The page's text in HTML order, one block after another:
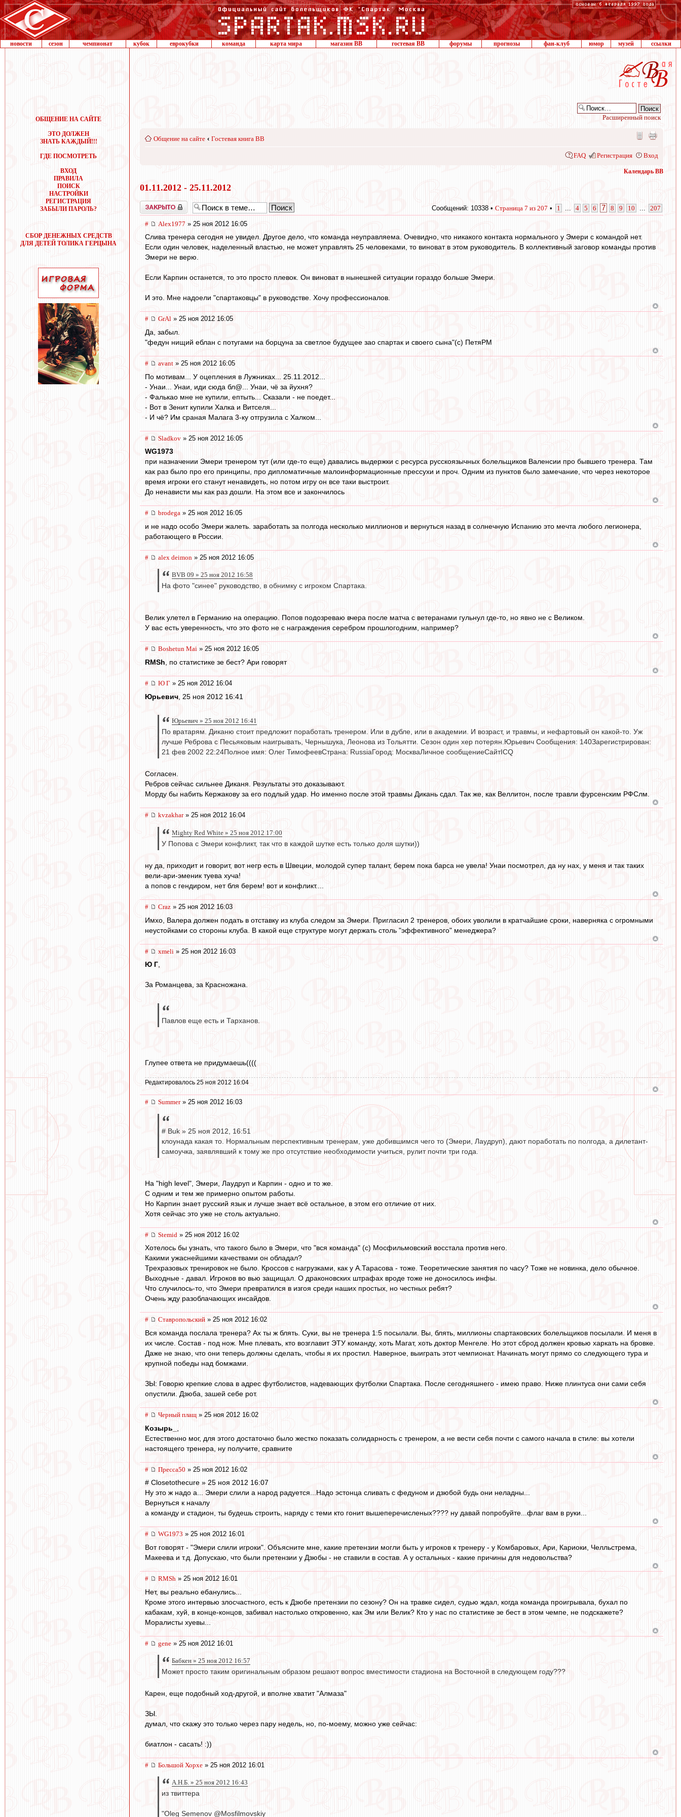
новости сезон чемпионат кубок еврокубки команда карта мира магазин ВВ гостевая ВВ форумы прогнозы фан-клуб юмор музей ссылки
ОБЩЕНИЕ НА САЙТЕ
ЭТО ДОЛЖЕН
ЗНАТЬ КАЖДЫЙ!!!
ГДЕ ПОСМОТРЕТЬ
ВХОД
ПРАВИЛА
ПОИСК
НАСТРОЙКИ
РЕГИСТРАЦИЯ
ЗАБЫЛИ ПАРОЛЬ?
СБОР ДЕНЕЖНЫХ СРЕДСТВ
ДЛЯ ДЕТЕЙ ТОЛИКА ГЕРЦЫНА
Расширенный поиск
Общение на сайте ‹ Гостевая книга ВВ
FAQ Регистрация Вход
Календарь ВВ
01.11.2012 - 25.11.2012
Закрыто Сообщений: 10338 • Страница 7 из 207 • 1 4 5 6 7 8 9 10 207
# Alex1977 » 25 ноя 2012 16:05
Слива тренера сегодня не увидел. Другое дело, что команда неуправляема. Очевидно, что никакого контакта нормального у Эмери с командой нет.
Если один человек, наделенный властью, не может управлять 25 человеками, то виноват в этом руководитель. В коллективный заговор команды против
Эмери не верю.
Если Карпин останется, то это просто плевок. Он виноват в нынешней ситуации гораздо больше Эмери.
И это. Мне надоели "спартаковцы" в руководстве. Хочу профессионалов.
# GrAl » 25 ноя 2012 16:05
Да, забыл.
"федун нищий еблан с потугами на борцуна за светлое будущее зао спартак и своего сына"(с) ПетяРМ
# avant » 25 ноя 2012 16:05
По мотивам... У оцепления в Лужниках... 25.11.2012...
- Унаи... Унаи, иди сюда бл@... Унаи, чё за йухня?
- Фалькао мне не купили, ептыть... Сказали - не поедет...
- Вот в Зенит купили Халка и Витселя...
- И чё? Им сраная Малага 3-ку отгрузила с Халком...
# Sladkov » 25 ноя 2012 16:05
WG1973
при назначении Эмери тренером тут (или где-то еще) давались выдержки с ресурса русскоязычных болельщиков Валенсии про бывшего тренера. Там
как раз было про его принципы, про дипломатичные малоинформационные прессухи и проч. Одним из пунктов было замечание, что через некоторое
время игроки его станут ненавидеть, но потом игру он все таки выстроит.
До ненависти мы как раз дошли. На этом все и закончилось
# brodega » 25 ноя 2012 16:05
и не надо особо Эмери жалеть. заработать за полгода несколько миллионов и вернуться назад в солнечную Испанию это мечта любого легионера,
работающего в России.
# alex deimon » 25 ноя 2012 16:05
BVB 09 » 25 ноя 2012 16:58
На фото "синее" руководство, в обнимку с игроком Спартака.
Велик улетел в Германию на операцию. Попов подозреваю вчера после матча с ветеранами гульнул где-то, но явно не с Великом.
У вас есть уверенность, что это фото не с награждения серебром прошлогодним, например?
# Boshetun Mai » 25 ноя 2012 16:05
RMSh , по статистике зе бест? Ари говорят
# Ю Г » 25 ноя 2012 16:04
Юрьевич , 25 ноя 2012 16:41
Юрьевич » 25 ноя 2012 16:41
По вратарям. Диканю стоит предложит поработать тренером. Или в дубле, или в академии. И возраст, и травмы, и нефартовый он какой-то. Уж
лучше Реброва с Песьяковым наигрывать, Чернышука, Леонова из Тольятти. Сезон один хер потерян.Юрьевич Сообщения: 140Зарегистрирован:
21 фев 2002 22:24Полное имя: Олег ТимофеевСтрана: RussiaГород: МоскваЛичное сообщениеСайтICQ
Согласен.
Ребров сейчас сильнее Диканя. Результаты это доказывают.
Морду бы набить Кержакову за его подлый удар. Но именно после этой травмы Дикань сдал. Так же, как Веллитон, после травли фурсенским РФСлм.
# kvzakhar» 25 ноя 2012 16:04
Mighty Red White » 25 ноя 2012 17:00
У Попова с Эмери конфликт, так что в каждой шутке есть только доля шутки))
ну да, приходит и говорит, вот негр есть в Швеции, молодой супер талант, берем пока барса не увела! Унаи посмотрел, да ну нах, у меня и так таких
вели-ари-эменик туева хуча!
а попов с гендиром, нет бля берем! вот и конфликт....
# Craz » 25 ноя 2012 16:03
Имхо, Валера должен подать в отставку из клуба следом за Эмери. Пригласил 2 тренеров, обоих уволили в кратчайшие сроки, наверняка с огромными
неустойками со стороны клуба. В какой еще структуре могут держать столь "эффективного" менеджера?
# xmeli » 25 ноя 2012 16:03
Ю Г
За Романцева, за Красножана.
Павлов еще есть и Тарханов.
Глупее ответа не придумаешь((((
Редактировалось 25 ноя 2012 16:04
# Summer» 25 ноя 2012 16:03
# Buk » 25 ноя 2012, 16:51
клоунада какая то. Нормальным перспективным тренерам, уже добившимся чего то (Эмери, Лаудруп), дают поработать по полгода, а дилетант-
самоучка, заявлявший к тому же про отсутствие необходимости учиться, рулит почти три года.
На "high level", Эмери, Лаудруп и Карпин - одно и то же.
С одним и тем же примерно опытом работы.
Но Карпин знает русский язык и лучше знает всё остальное, в этом его отличие от них.
Хотя сейчас это уже не столь актуально.
# Stemid » 25 ноя 2012 16:02
Хотелось бы узнать, что такого было в Эмери, что "вся команда" (с) Мосфильмовский восстала против него.
Какими ужаснейшими качествами он обладал?
Трехразовых тренировок не было. Кроссов с нагрузками, как у А.Тарасова - тоже. Теоретические занятия по часу? Тоже не новинка, дело обычное.
Выходные - давал. Игроков во вью защищал. О драконовских штрафах вроде тоже не доносилось инфы.
Что случилось-то, что Эмери превратился в изгоя среди наших простых, но честных ребят?
Очень жду разоблачающих инсайдов.
# Ставропольский » 25 ноя 2012 16:02
Вся команда послала тренера? Ах ты ж блять. Суки, вы не тренера 1:5 посылали. Вы, блять, миллионы спартаковских болельщиков посылали. И меня в
их числе. Состав - под нож. Мне плевать, кто возглавит ЭТУ команду, хоть Магат, хоть доктор Менгеле. Но этот сброд должен кровью харкать на бровке.
Даже не знаю, что они теперь должны сделать, чтобы я их простил. Наверное, выиграть этот чемпионат. Начинать могут прямо со следующего тура и
крупной победы над бомжами.
ЗЫ: Говорю крепкие слова в адрес футболистов, надевающих футболки Спартака. После сегодняшнего - имею право. Ниже плинтуса они сами себя
опустили. Дзюба, зашей себе рот.
# Черный плащ » 25 ноя 2012 16:02
Козырь_
Естественно мог, для этого достаточно было жестко показать солидарность с тренером, а не вести себя почти с самого начала в стиле: вы хотели
настоящего тренера, ну получите, сравните
# Пресса50 » 25 ноя 2012 16:02
# Closetothecure » 25 ноя 2012 16:07
Ну это ж надо а... Эмери слили а народ радуется...Надо эстонца сливать с федуном и дзюбой будь они неладны...
Вернуться к началу
а команду и стадион, ты будешь строить, наряду с теми кто гонит вышеперечисленых???? ну давай попробуйте...флаг вам в руки...
# WG1973 » 25 ноя 2012 16:01
Вот говорят - "Эмери слили игроки". Объясните мне, какие претензии могли быть у игроков к тренеру - у Комбаровых, Ари, Кариоки, Челльстрема,
Макеева и т.д. Допускаю, что были претензии у Дзюбы - не ставили в состав. А у остальных - какие причины для недовольства?
# RMSh » 25 ноя 2012 16:01
Нет, вы реально ебанулись...
Кроме этого интервью злосчастного, есть к Дзюбе претензии по сезону? Он на травке сидел, судью ждал, когда команда проигрывала, бухал по
кабакам, хуй, в конце-концов, забивал настолько откровенно, как Эм или Велик? Кто у нас по статистике зе бест в этом чемпе, не подскажете?
Моралисты хуевы...
# gene » 25 ноя 2012 16:01
Бабкен » 25 ноя 2012 16:57
Может просто таким оригинальным образом решают вопрос вместимости стадиона на Восточной в следующем году???
Карен, еще подобный ход-другой, и вполне хватит "Алмаза"
ЗЫ.
думал, что скажу это только через пару недель, но, по-моему, можно уже сейчас:
биатлон - сасать! :))
# Большой Хорхе » 25 ноя 2012 16:01
А.Н.Б. » 25 ноя 2012 16:43
из твиттера
"Oleg Semenov @Mosfilmovskiy